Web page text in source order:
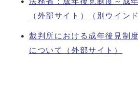
（外部サイト）
（別ウイン
裁判所における成年後見制
について（外部サイト）